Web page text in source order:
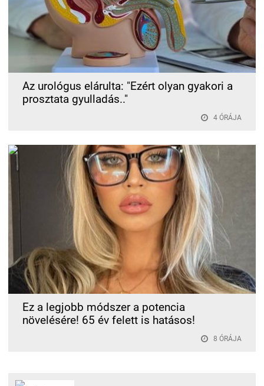
Az urológus elárulta: "Ezért olyan gyakori a
prosztata gyulladás.."
4 ÓRÁJA
Ez a legjobb módszer a potencia
növelésére! 65 év felett is hatásos!
8 ÓRÁJA